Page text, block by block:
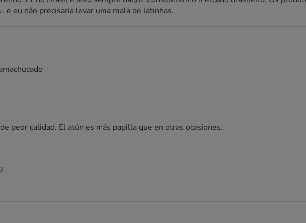
eu não precisaria levar uma mala de latinhas.
peor calidad. El atún es más papilla que en otras ocasiones.